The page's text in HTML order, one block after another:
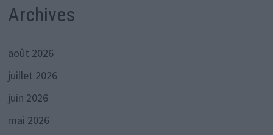
Archives
août 2026
juillet 2026
juin 2026
mai 2026